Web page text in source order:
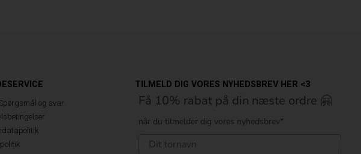
og svar
TILMELD DIG VORES NYHEDSBREV HER <3
Få 10% rabat på din næste ordre 🤗
når du tilmelder dig vores nyhedsbrev*